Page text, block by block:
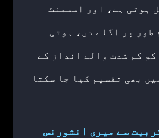
ہوتی ہے، اور اسسمنٹ
طور پر اگلے دن، ہوتی
کم شدت والے انداز کے
بھی تقسیم کیا جا سکتا
سے میری انشورنس